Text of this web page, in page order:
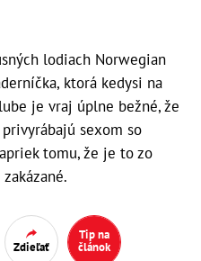
lodiach Norwegian
ktorá kedysi na
je vraj úplne bežné, že
sexom so
tomu, že je to zo
Zdieľať
Tip na
článok